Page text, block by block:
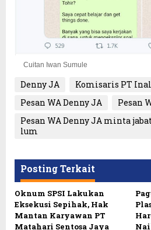
Cuitan Iwan Sumule
Denny JA
Komisaris PT
Pesan WA Denny JA
Pesan
Pesan WA Denny JA minta
lum
Posting Terkait
Oknum SPSI Lakukan
Eksekusi Sepihak, Hak
Mantan Karyawan PT
Matahari Sentosa Jaya